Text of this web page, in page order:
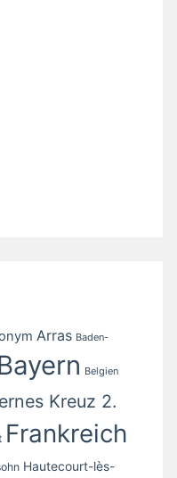
Arras Baden-
Belgien
Kreuz 2.
Frankreich
Hautecourt-lès-